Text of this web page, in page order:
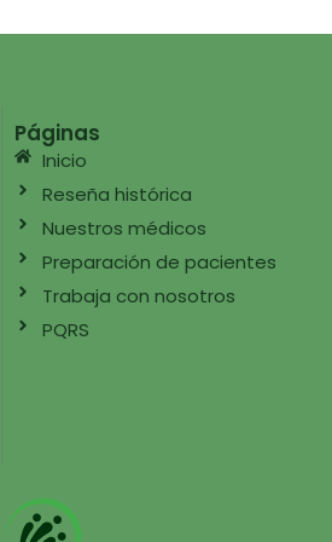
Páginas
Inicio
Reseña histórica
Nuestros médicos
Preparación de pacientes
Trabaja con nosotros
PQRS